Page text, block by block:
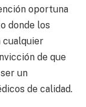
oportuna
donde los
cualquier
de que
un
de calidad.